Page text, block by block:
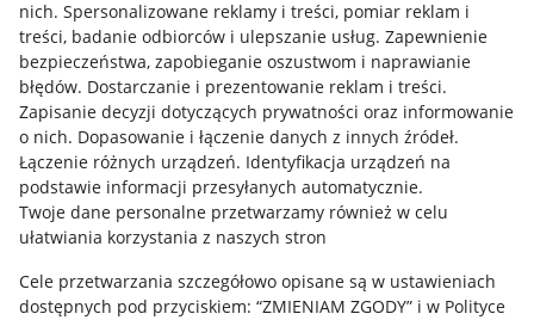
nich. Spersonalizowane reklamy i treści, pomiar reklam i
treści, badanie odbiorców i ulepszanie usług. Zapewnienie
bezpieczeństwa, zapobieganie oszustwom i naprawianie
błędów. Dostarczanie i prezentowanie reklam i treści.
Zapisanie decyzji dotyczących prywatności oraz informowanie
o nich. Dopasowanie i łączenie danych z innych źródeł.
Łączenie różnych urządzeń. Identyfikacja urządzeń na
podstawie informacji przesyłanych automatycznie.
Twoje dane personalne przetwarzamy również w celu
ułatwiania korzystania z naszych stron
Cele przetwarzania szczegółowo opisane są w ustawieniach
dostępnych pod przyciskiem: “ZMIENIAM ZGODY” i w Polityce
Allegro Gadane dla kupujących
Mapa miejscowości
Informacje prawne
Regulamin
Polityka plików "cookies"
Ustawienia plików "cookies"
Udostępnianie lokalizacji